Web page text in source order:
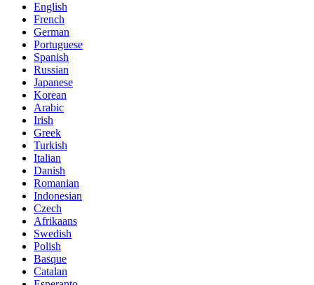
English
French
German
Portuguese
Spanish
Russian
Japanese
Korean
Arabic
Irish
Greek
Turkish
Italian
Danish
Romanian
Indonesian
Czech
Afrikaans
Swedish
Polish
Basque
Catalan